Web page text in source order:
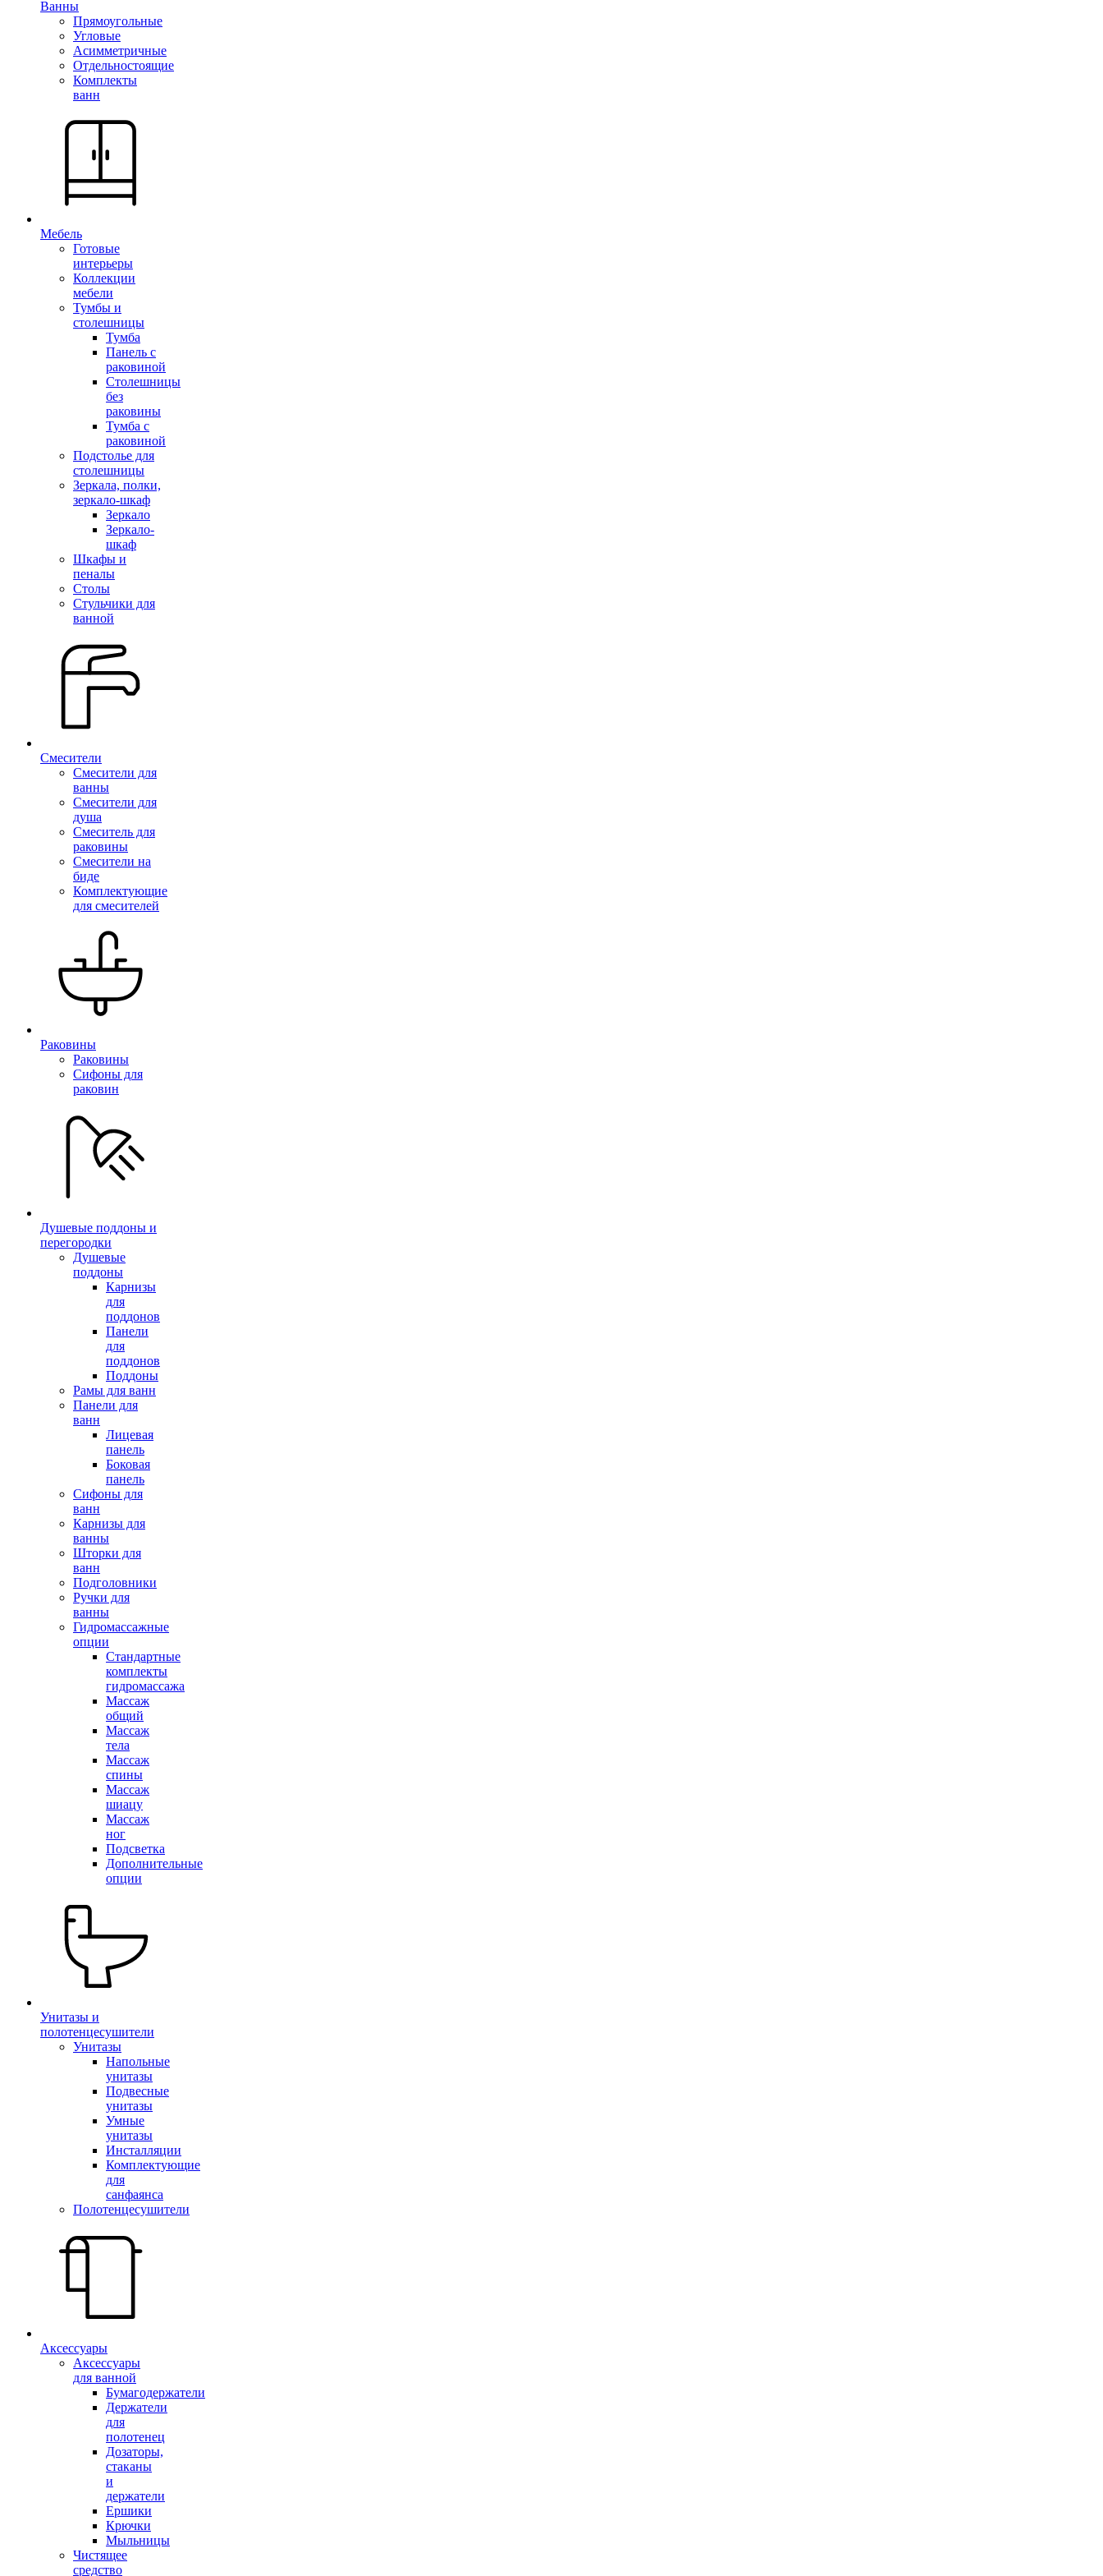
Ванны
Прямоугольные
Угловые
Асимметричные
Отдельностоящие
Комплекты
ванн
Мебель
Готовые
интерьеры
Коллекции
мебели
Тумбы и
столешницы
Тумба
Панель с
раковиной
Столешницы
без
раковины
Тумба с
раковиной
Подстолье для
столешницы
Зеркала, полки,
зеркало-шкаф
Зеркало
Зеркало-
шкаф
Шкафы и
пеналы
Столы
Стульчики для
ванной
Смесители
Смесители для
ванны
Смесители для
душа
Смеситель для
раковины
Смесители на
биде
Комплектующие
для смесителей
Раковины
Раковины
Сифоны для
раковин
Душевые поддоны и
перегородки
Душевые
поддоны
Карнизы
для
поддонов
Панели
для
поддонов
Поддоны
Рамы для ванн
Панели для
ванн
Лицевая
панель
Боковая
панель
Сифоны для
ванн
Карнизы для
ванны
Шторки для
ванн
Подголовники
Ручки для
ванны
Гидромассажные
опции
Стандартные
комплекты
гидромассажа
Массаж
общий
Массаж
тела
Массаж
спины
Массаж
шиацу
Массаж
ног
Подсветка
Дополнительные
опции
Унитазы и
полотенцесушители
Унитазы
Напольные
унитазы
Подвесные
унитазы
Умные
унитазы
Инсталляции
Комплектующие
для
санфаянса
Полотенцесушители
Аксессуары
Аксессуары
для ванной
Бумагодержатели
Держатели
для
полотенец
Дозаторы,
стаканы
и
держатели
Ершики
Крючки
Мыльницы
Чистящее
средство